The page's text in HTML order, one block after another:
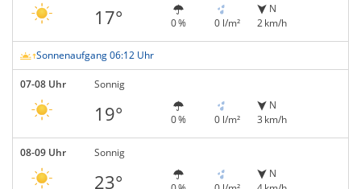
17° 0 % 0 l/m²
N
2 km/h
Sonnenaufgang 06:12 Uhr
07-08 Uhr Sonnig
19° 0 % 0 l/m²
N
3 km/h
08-09 Uhr Sonnig
23°
N